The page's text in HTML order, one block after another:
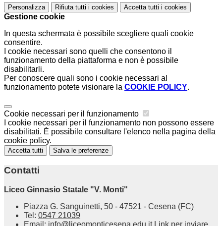
Personalizza Rifiuta tutti i cookies Accetta tutti i cookies
Gestione cookie
In questa schermata è possibile scegliere quali cookie
consentire.
I cookie necessari sono quelli che consentono il
funzionamento della piattaforma e non è possibile
disabilitarli.
Per conoscere quali sono i cookie necessari al
funzionamento potete visionare la COOKIE POLICY.
Cookie necessari per il funzionamento
I cookie necessari per il funzionamento non possono essere
disabilitati. È possibile consultare l'elenco nella pagina della
cookie policy.
Accetta tutti Salva le preferenze
Contatti
Liceo Ginnasio Statale "V. Monti"
Piazza G. Sanguinetti, 50 - 47521 - Cesena (FC)
Tel: 0547 21039
Email: info@liceomonticesena.edu.it Link per inviare